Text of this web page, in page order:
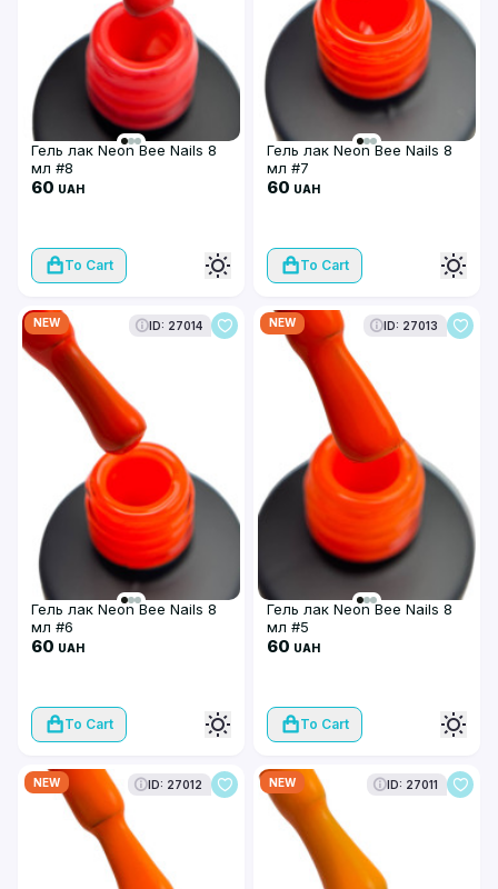
Гель лак Neon Bee Nails 8
мл #8
60 UAH
To Cart
Гель лак Neon Bee Nails 8
мл #7
60 UAH
To Cart
NEW ID: 27014
Гель лак Neon Bee Nails 8
мл #6
60 UAH
To Cart
NEW ID: 27013
Гель лак Neon Bee Nails 8
мл #5
60 UAH
To Cart
NEW ID: 27012 NEW ID: 27011